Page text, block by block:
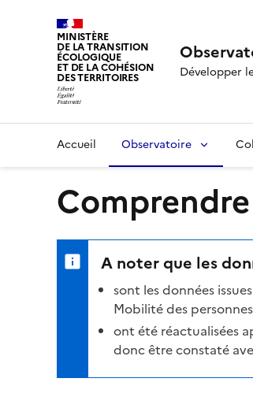
MINISTÈRE
DE LA TRANSITION
ÉCOLOGIQUE
ET DE LA COHÉSION
DES TERRITOIRES Développer
Accueil Observatoire
A noter que les
sont les données
Mobilité des
ont été réactualisées
donc être constaté